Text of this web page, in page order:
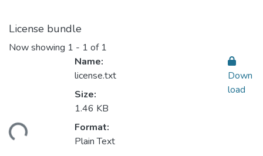
License bundle
Now showing 1 - 1 of 1
Name:
license.txt
Size:
1.46 KB
Format:
Plain Text
Down
load